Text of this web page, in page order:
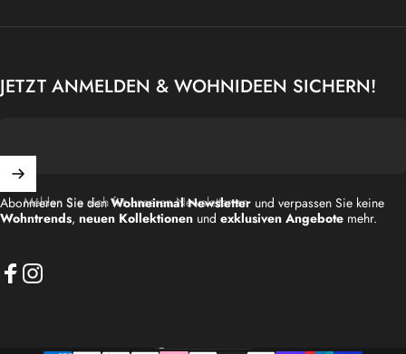
JETZT ANMELDEN & WOHNIDEEN SICHERN!
Melden Sie sich für unseren Newsletter an
Abonnieren Sie denWohneinmal Newsletter und verpassen Sie keine
Wohntrends, neuen Kollektionen und exklusiven Angebote mehr.
Land/Region